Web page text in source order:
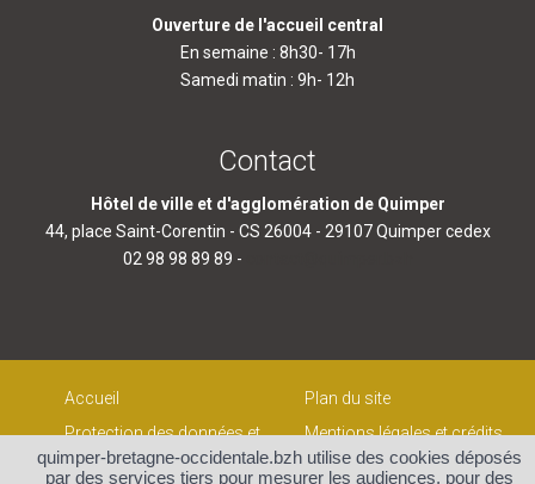
Ouverture de l'accueil central
En semaine : 8h30- 17h
Samedi matin : 9h- 12h
Contact
Hôtel de ville et d'agglomération de Quimper
44, place Saint-Corentin - CS 26004 - 29107 Quimper cedex
02 98 98 89 89 -
Accueil
Plan du site
Protection des données et
gestion des cookies
Mentions légales et crédits
Contact
quimper-bretagne-occidentale.bzh utilise des cookies déposés
par des services tiers pour mesurer les audiences, pour des